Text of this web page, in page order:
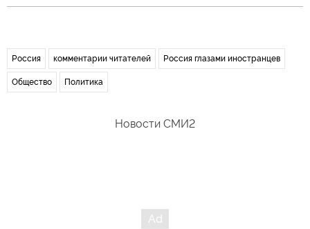
Россия комментарии читателей Россия глазами иностранцев
Общество Политика
Новости СМИ2